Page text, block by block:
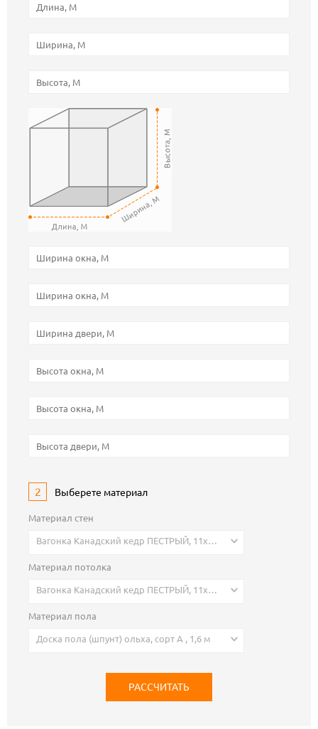
2 Выберете материал
Материал стен
Вагонка Канадский кедр ПЕСТРЫЙ, 11х95(87) мм, европрофиль (без категории) , 0,92 м
Материал потолка
Вагонка Канадский кедр ПЕСТРЫЙ, 11х95(87) мм, европрофиль (без категории) , 0,92 м
Материал пола
Доска пола (шпунт) ольха, сорт А , 1,6 м